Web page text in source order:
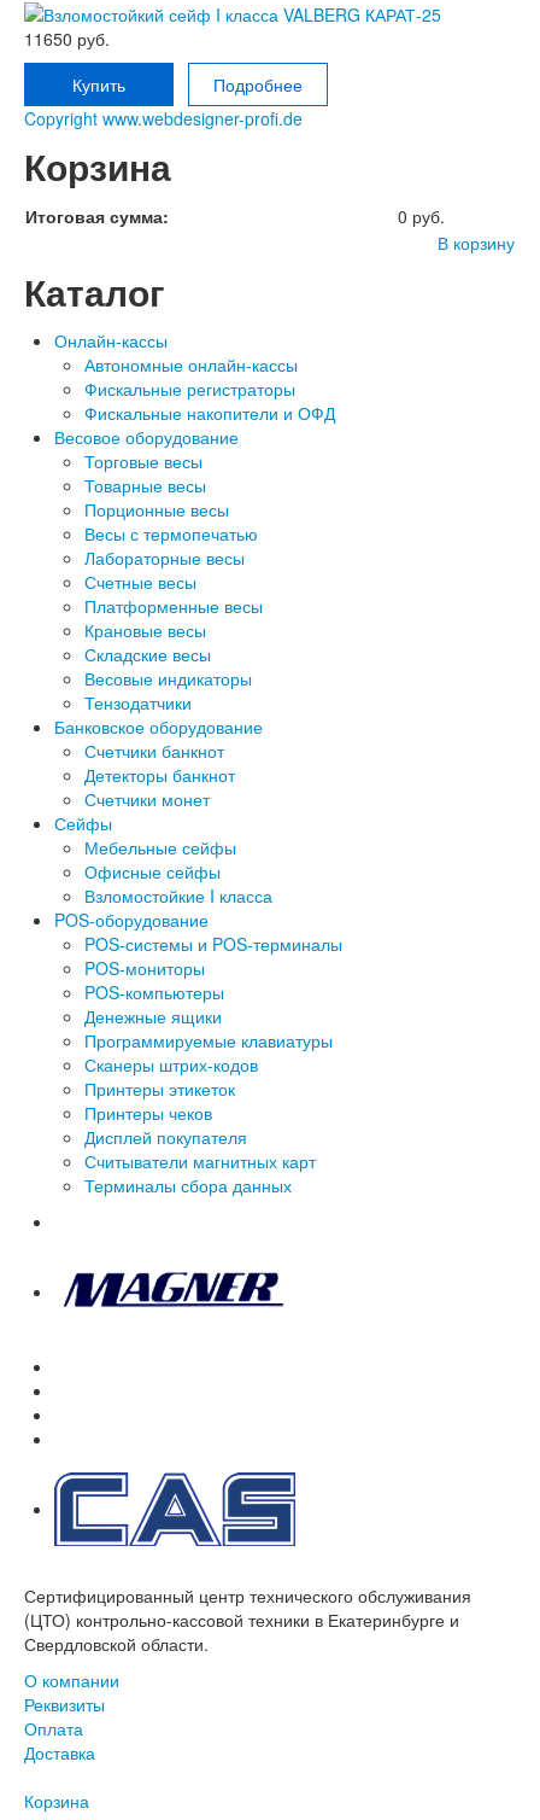
11650 руб.
Купить
Подробнее
Copyright www.webdesigner-profi.de
Корзина
Итоговая сумма:
0 руб.
В корзину
Каталог
Онлайн-кассы
Автономные онлайн-кассы
Фискальные регистраторы
Фискальные накопители и ОФД
Весовое оборудование
Торговые весы
Товарные весы
Порционные весы
Весы с термопечатью
Лабораторные весы
Счетные весы
Платформенные весы
Крановые весы
Складские весы
Весовые индикаторы
Тензодатчики
Банковское оборудование
Счетчики банкнот
Детекторы банкнот
Счетчики монет
Сейфы
Мебельные сейфы
Офисные сейфы
Взломостойкие I класса
POS-оборудование
POS-системы и POS-терминалы
POS-мониторы
POS-компьютеры
Денежные ящики
Программируемые клавиатуры
Сканеры штрих-кодов
Принтеры этикеток
Принтеры чеков
Дисплей покупателя
Считыватели магнитных карт
Терминалы сбора данных
Сертифицированный центр технического обслуживания
(ЦТО) контрольно-кассовой техники в Екатеринбурге и
Свердловской области.
О компании
Реквизиты
Оплата
Доставка
Корзина